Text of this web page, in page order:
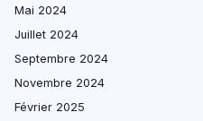
Mai 2024
Juillet 2024
Septembre 2024
Novembre 2024
Février 2025